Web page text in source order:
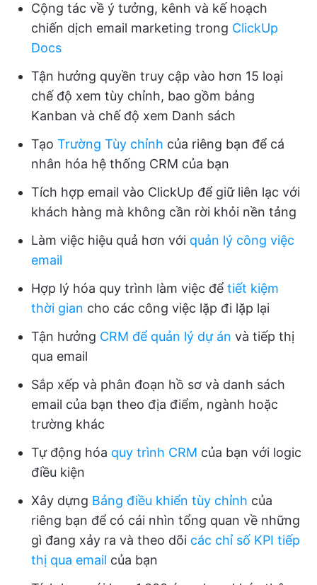
Cộng tác về ý tưởng, kênh và kế hoạch
chiến dịch email marketing trong ClickUp
Docs
Tận hưởng quyền truy cập vào hơn 15 loại
chế độ xem tùy chỉnh, bao gồm bảng
Kanban và chế độ xem Danh sách
Tạo Trường Tùy chỉnh của riêng bạn để cá
nhân hóa hệ thống CRM của bạn
Tích hợp email vào ClickUp để giữ liên lạc với
khách hàng mà không cần rời khỏi nền tảng
Làm việc hiệu quả hơn với quản lý công việc
email
Hợp lý hóa quy trình làm việc để tiết kiệm
thời gian cho các công việc lặp đi lặp lại
Tận hưởng CRM để quản lý dự án và tiếp thị
qua email
Sắp xếp và phân đoạn hồ sơ và danh sách
email của bạn theo địa điểm, ngành hoặc
trường khác
Tự động hóa quy trình CRM của bạn với logic
điều kiện
Xây dựng Bảng điều khiển tùy chỉnh của
riêng bạn để có cái nhìn tổng quan về những
gì đang xảy ra và theo dõi các chỉ số KPI tiếp
thị qua email của bạn